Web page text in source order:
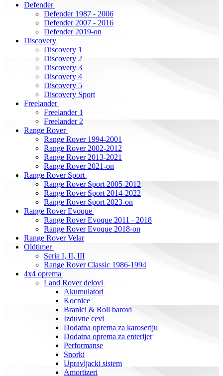
Defender
Defender 1987 - 2006
Defender 2007 - 2016
Defender 2019-on
Discovery
Discovery 1
Discovery 2
Discovery 3
Discovery 4
Discovery 5
Discovery Sport
Freelander
Freelander 1
Freelander 2
Range Rover
Range Rover 1994-2001
Range Rover 2002-2012
Range Rover 2013-2021
Range Rover 2021-on
Range Rover Sport
Range Rover Sport 2005-2012
Range Rover Sport 2014-2022
Range Rover Sport 2023-on
Range Rover Evoque
Range Rover Evoque 2011 - 2018
Range Rover Evoque 2018-on
Range Rover Velar
Oldtimer
Seria I, II, III
Range Rover Classic 1986-1994
4x4 oprema
Land Rover delovi
Akumulatori
Kocnice
Branici & Roll barovi
Izduvne cevi
Dodatna oprema za karoseriju
Dodatna oprema za enterijer
Performanse
Snorki
Upravljacki sistem
Amortizeri